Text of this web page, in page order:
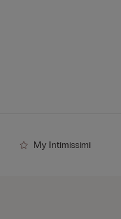
My Intimissimi